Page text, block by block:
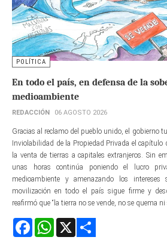
POLÍTICA
En todo el país, en defensa de la
medioambiente
REDACCIÓN 06 AGOSTO 2026
Gracias al reclamo del pueblo unido, el gobierno
Inviolabilidad de la Propiedad Privada el capítulo
la venta de tierras a capitales extranjeros. Sin
unas horas continúa poniendo el lucro
medioambiente y amenazando los intereses
movilización en todo el país sigue firme y
reafirmó que “la tierra no se vende, no se quema ni
FacebookWhatsApp